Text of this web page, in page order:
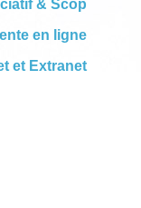
& Scop
en ligne
et Extranet